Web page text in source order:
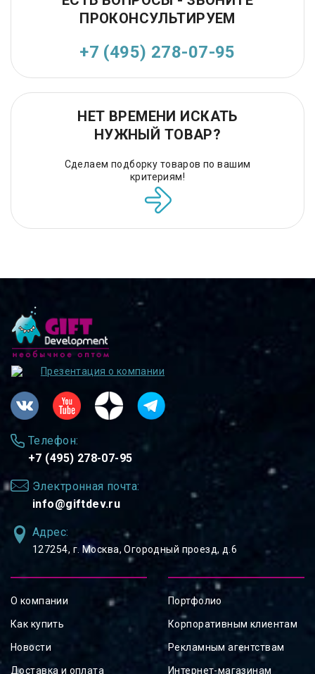
ПРОКОНСУЛЬТИРУЕМ
+7 (495) 278-07-95
НЕТ ВРЕМЕНИ ИСКАТЬ
НУЖНЫЙ ТОВАР?
Сделаем подборку товаров по вашим
критериям!
Презентация о компании
Телефон:
+7 (495) 278-07-95
Электронная почта:
info@giftdev.ru
Адрес:
127254, ⁠г. Москва, Огородный проезд, д.6
О компании
Как купить
Новости
Доставка и оплата
Портфолио
Корпоративным клиентам
Рекламным агентствам
Интернет-магазинам